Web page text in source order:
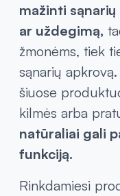
mažinti
ar uždegimą,
žmonėms, tiek
sąnarių
šiuose
kilmės arba
natūraliai gali
funkciją.
Rinkdamiesi